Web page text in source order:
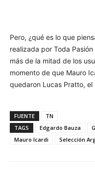
Pero, ¿qué es lo que
realizada por Toda
más de la mitad de los
momento de que Mauro
quedaron Lucas Pratto,
FUENTE
TN
TAGS
Edgardo Bauza
Mauro Icardi
Selección